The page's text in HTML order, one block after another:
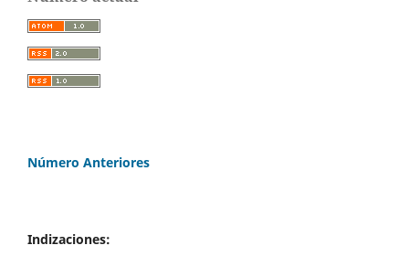
Número Anteriores
Indizaciones: